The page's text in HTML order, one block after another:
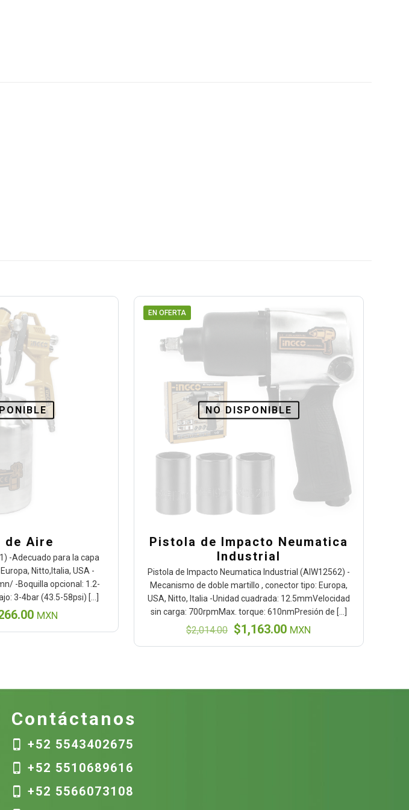
de Aire
-Adecuado para la capa
Nitto,Italia, USA -
-Boquilla opcional: 1.2-
3-4bar (43.5-58psi) […]
ElMXN
EN OFERTA
NO DISPONIBLE
Pistola de Impacto Neumatica
Industrial
Pistola de Impacto Neumatica Industrial (AIW12562) -
Mecanismo de doble martillo , conector tipo: Europa,
USA, Nitto, Italia -Unidad cuadrada: 12.5mmVelocidad
sin carga: 700rpmMax. torque: 610nmPresión de […]
$2,014.00 El
$1,163.00ElMXN
Contáctanos
+52 5543402675
+52 5510689616
+52 5566073108